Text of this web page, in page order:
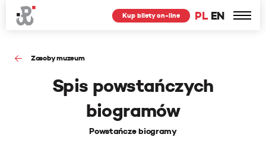
PL EN
Kup bilety on-line
Zasoby muzeum
Spis powstańczych
biogramów
Powstańcze biogramy